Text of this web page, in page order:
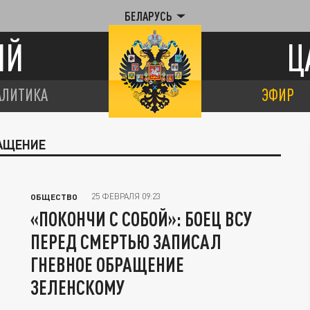
БЕЛАРУСЬ
ЭФИР
ОБЩЕСТВО 25 ФЕВРАЛЯ 09:23
«ПОКОНЧИ С СОБОЙ»: БОЕЦ ВСУ
ПЕРЕД СМЕРТЬЮ ЗАПИСАЛ
ГНЕВНОЕ ОБРАЩЕНИЕ
ЗЕЛЕНСКОМУ